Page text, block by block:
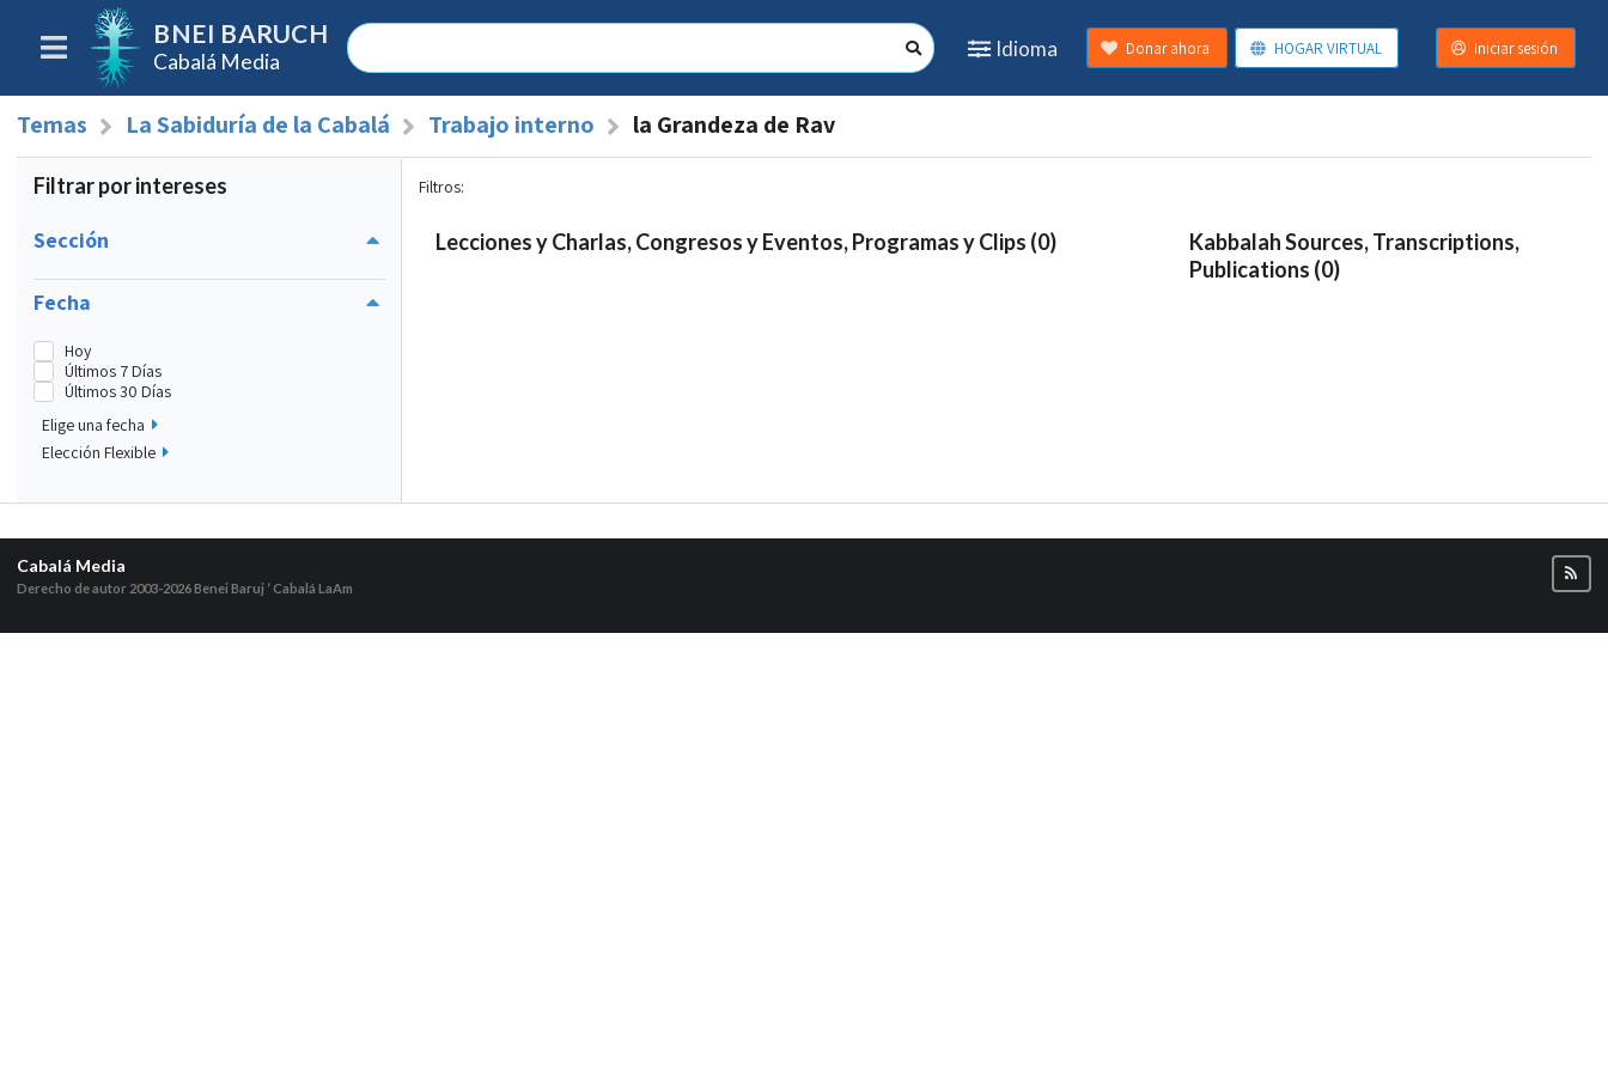
BNEI BARUCH
Cabalá Media
Idioma Donar ahora HOGAR VIRTUAL Iniciar sesión
Temas La Sabiduría de la Cabalá Trabajo interno la Grandeza de Rav
Filtrar por intereses
Sección
Fecha
Hoy
Últimos 7 Días
Últimos 30 Días
Elige una fecha
Elección Flexible
Filtros:
Lecciones y Charlas, Congresos y Eventos, Programas y Clips (0)
Kabbalah Sources, Transcriptions,
Publications (0)
Cabalá Media
Derecho de autor 2003-2026Benei Baruj ‘ Cabalá LaAm